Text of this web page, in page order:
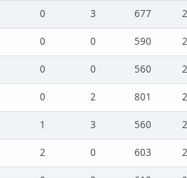
0 3 677
0 0 590
0 0 560
0 2 801
1 3 560
2 0 603